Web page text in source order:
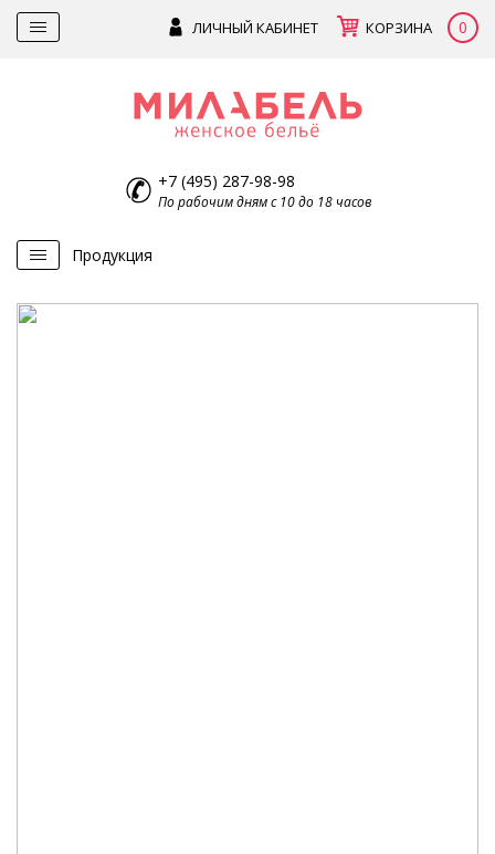
ЛИЧНЫЙ КАБИНЕТ КОРЗИНА 0
+7 (495) 287-98-98
По рабочим дням с 10 до 18 часов
Продукция